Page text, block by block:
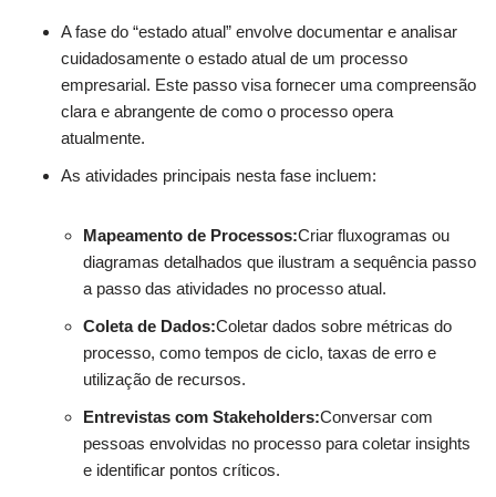
A fase do “estado atual” envolve documentar e analisar
cuidadosamente o estado atual de um processo
empresarial. Este passo visa fornecer uma compreensão
clara e abrangente de como o processo opera
atualmente.
As atividades principais nesta fase incluem:
Mapeamento de Processos:Criar fluxogramas ou
diagramas detalhados que ilustram a sequência passo
a passo das atividades no processo atual.
Coleta de Dados:Coletar dados sobre métricas do
processo, como tempos de ciclo, taxas de erro e
utilização de recursos.
Entrevistas com Stakeholders:Conversar com
pessoas envolvidas no processo para coletar insights
e identificar pontos críticos.